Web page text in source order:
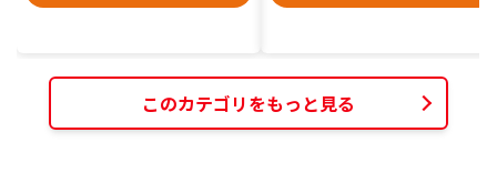
このカテゴリをもっと見る